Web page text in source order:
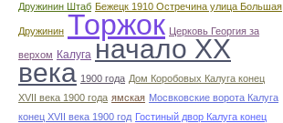
Дружинин Штаб Бежецк 1910 Остречина улица Большая
Дружинин Торжок Церковь Георгия за
верхом Калуга начало ХХ
века 1900 года Дом Коробовых Калуга конец
ХVII века 1900 года ямская Мосвковские ворота Калуга
конец ХVII века 1900 год Гостиный двор Калуга конец